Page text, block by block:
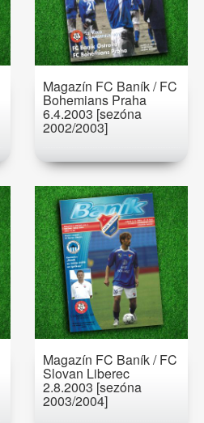
Magazín FC Baník / FC
Bohemians Praha
6.4.2003 [sezóna
2002/2003]
Magazín FC Baník / FC
Slovan Liberec
2.8.2003 [sezóna
2003/2004]